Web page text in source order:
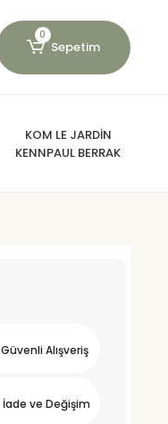
0
Sepetim
KOM LE JARDİN
KENNPAUL BERRAK
Güvenli Alışveriş
İade ve Değişim